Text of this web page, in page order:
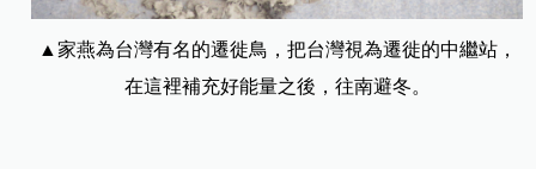
▲家燕為台灣有名的遷徙鳥，把台灣視為遷徙的中繼站，
在這裡補充好能量之後，往南避冬。